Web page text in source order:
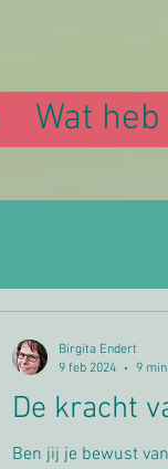
Wat
De kracht
Ben jij je bewust
Birgita Endert
9 feb 2024
9